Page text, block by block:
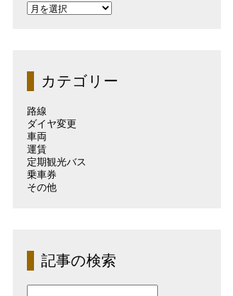
過
（月
別）カテゴリー
路線
ダイヤ変更
車両
運賃
定期観光バス
乗車券
その他
記事の検索